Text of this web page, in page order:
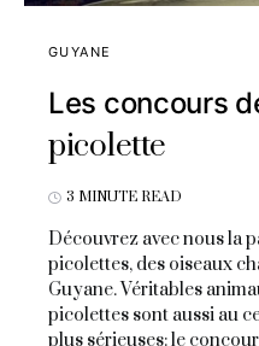
GUYANE
Les concours
picolette
3 MINUTE READ
Découvrez avec nous la
picolettes, des oiseaux
Guyane. Véritables
picolettes sont aussi au
plus sérieuses: le